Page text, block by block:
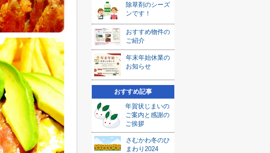
除草剤のシーズ
ンです！
おすすめ物件の
ご紹介
年末年始休業の
お知らせ
おすすめ記事
年賀状じまいの
ご案内と感謝の
ご挨拶
さむかわ冬のひ
まわり2024